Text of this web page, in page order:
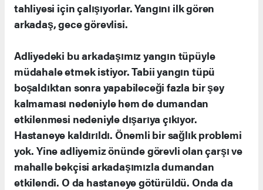
tahliyesi için çalışıyorlar. Yangını ilk gören
arkadaş, gece görevlisi.
Adliyedeki bu arkadaşımız yangın tüpüyle
müdahale etmek istiyor. Tabii yangın tüpü
boşaldıktan sonra yapabileceği fazla bir şey
kalmaması nedeniyle hem de dumandan
etkilenmesi nedeniyle dışarıya çıkıyor.
Hastaneye kaldırıldı. Önemli bir sağlık problemi
yok. Yine adliyemiz önünde görevli olan çarşı ve
mahalle bekçisi arkadaşımızla dumandan
etkilendi. O da hastaneye götürüldü. Onda da